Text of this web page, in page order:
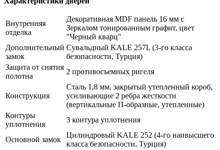
Внутренняя
отделка
Декоративная MDF панель 16 мм с
Зеркалом тонированным графит, цвет
"Черный кварц"
Дополнительный
замок
Сувальдный KALE 257L (3-го класса
безопасности, Турция)
Защита от снятия
полотна
2 противосъемных ригеля
Конструкция
Сталь 1,8 мм, закрытый утепленный короб,
усиливающие 2 ребра жесткости
(вертикальные П-образные, утепленные)
Контуры
уплотнения
3 контура уплотнения
Основной замок
Цилиндровый KALE 252 (4-го наивысшего
класса безопасности, Турция)